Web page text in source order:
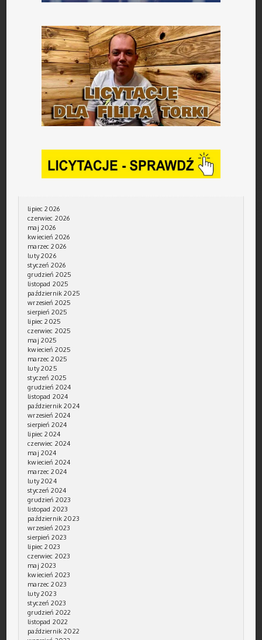
lipiec 2026
czerwiec 2026
maj 2026
kwiecień 2026
marzec 2026
luty 2026
styczeń 2026
grudzień 2025
listopad 2025
październik 2025
wrzesień 2025
sierpień 2025
lipiec 2025
czerwiec 2025
maj 2025
kwiecień 2025
marzec 2025
luty 2025
styczeń 2025
grudzień 2024
listopad 2024
październik 2024
wrzesień 2024
sierpień 2024
lipiec 2024
czerwiec 2024
maj 2024
kwiecień 2024
marzec 2024
luty 2024
styczeń 2024
grudzień 2023
listopad 2023
październik 2023
wrzesień 2023
sierpień 2023
lipiec 2023
czerwiec 2023
maj 2023
kwiecień 2023
marzec 2023
luty 2023
styczeń 2023
grudzień 2022
listopad 2022
październik 2022